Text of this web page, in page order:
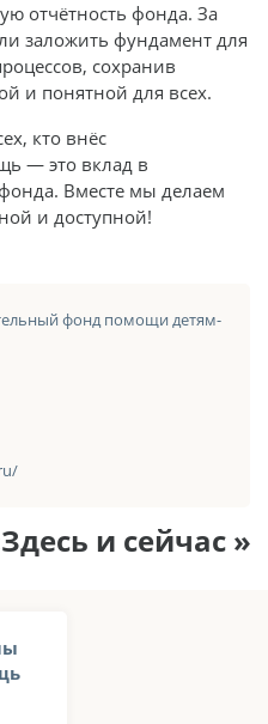
отчётность фонда. За
заложить фундамент для
сохранив
и понятной для всех.
кто внёс
— это вклад в
Вместе мы делаем
и доступной!
фонд помощи детям-
и сейчас »